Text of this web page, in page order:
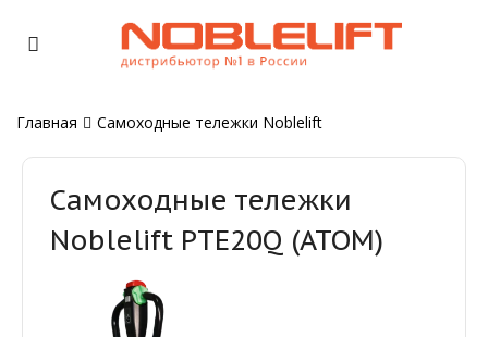
Главная Самоходные тележки Noblelift
Самоходные тележки
Noblelift PTE20Q (ATOM)